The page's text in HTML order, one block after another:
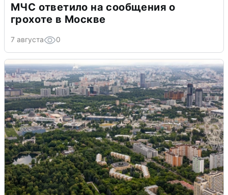
МЧС ответило на сообщения о
грохоте в Москве
7 августа 0